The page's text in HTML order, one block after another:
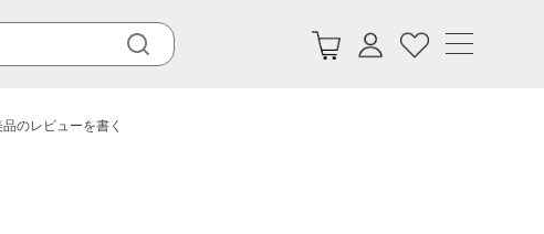
のレビューを書く